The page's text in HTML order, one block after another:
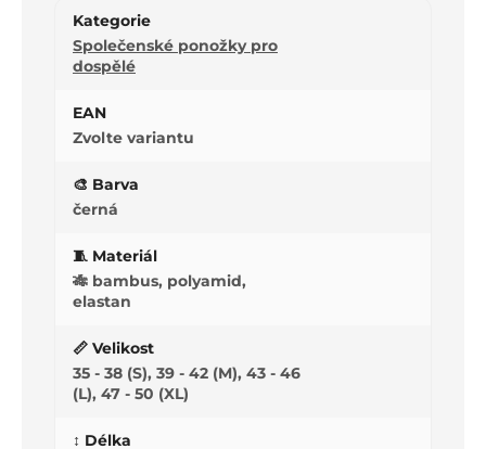
Kategorie
Společenské ponožky pro
dospělé
EAN
Zvolte variantu
🎨 Barva
černá
🧵 Materiál
🎋 bambus, polyamid,
elastan
📏 Velikost
35 - 38 (S), 39 - 42 (M), 43 - 46
(L), 47 - 50 (XL)
↕️ Délka